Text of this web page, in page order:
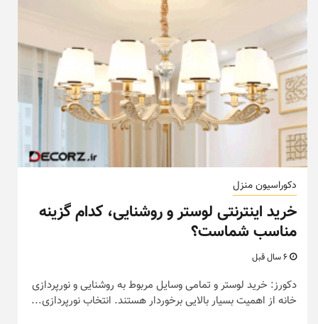
دکوراسیون منزل
خرید اینترنتی لوستر و روشنایی، کدام گزینه
مناسب شماست؟
دکورز: خرید لوستر و تمامی وسایل مربوط به روشنایی و نورپردازی
خانه از اهمیت بسیار بالایی برخوردار هستند. انتخاب نورپردازی...